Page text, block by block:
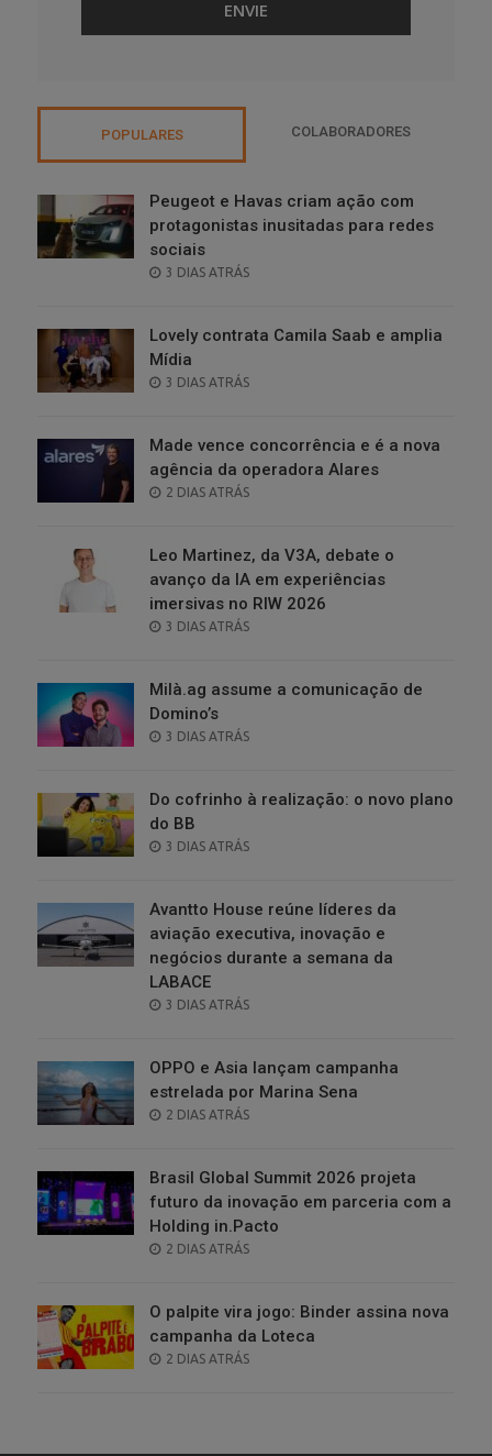
POPULARES COLABORADORES
Peugeot e Havas criam ação com
protagonistas inusitadas para redes
sociais
POSTED
3 DIAS ATRÁS
Lovely contrata Camila Saab e amplia
Mídia
POSTED
3 DIAS ATRÁS
Made vence concorrência e é a nova
agência da operadora Alares
POSTED
2 DIAS ATRÁS
Leo Martinez, da V3A, debate o
avanço da IA em experiências
imersivas no RIW 2026
POSTED
3 DIAS ATRÁS
Milà.ag assume a comunicação de
Domino’s
POSTED
3 DIAS ATRÁS
Do cofrinho à realização: o novo plano
do BB
POSTED
3 DIAS ATRÁS
Avantto House reúne líderes da
aviação executiva, inovação e
negócios durante a semana da
LABACE
POSTED
3 DIAS ATRÁS
OPPO e Asia lançam campanha
estrelada por Marina Sena
POSTED
2 DIAS ATRÁS
Brasil Global Summit 2026 projeta
futuro da inovação em parceria com a
Holding in.Pacto
POSTED
2 DIAS ATRÁS
O palpite vira jogo: Binder assina nova
campanha da Loteca
POSTED
2 DIAS ATRÁS